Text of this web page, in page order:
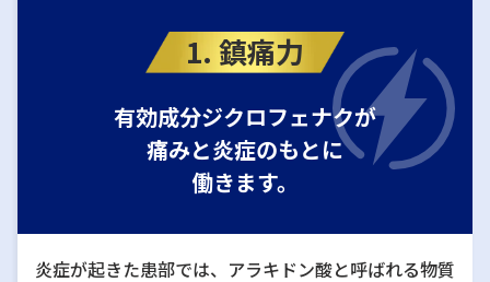
1. 鎮痛力
有効成分ジクロフェナクが
痛みと炎症のもとに
働きます。
炎症が起きた患部では、アラキドン酸と呼ばれる物質